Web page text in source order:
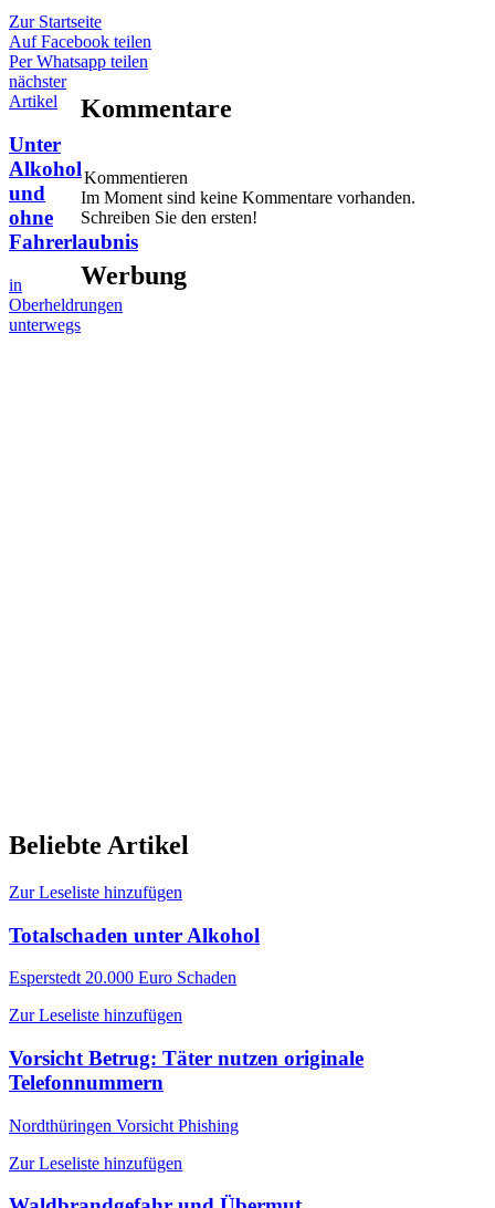
Zur Startseite
Auf Facebook teilen
Per Whatsapp teilen
nächster
Artikel
Unter
Alkohol
und
ohne
Fahrerlaubnis
in
Oberheldrungen
unterwegs
Kommentare
Kommentieren
Im Moment sind keine Kommentare vorhanden.
Schreiben Sie den ersten!
Werbung
Beliebte Artikel
Zur Leseliste hinzufügen
Totalschaden unter Alkohol
Esperstedt 20.000 Euro Schaden
Zur Leseliste hinzufügen
Vorsicht Betrug: Täter nutzen originale
Telefonnummern
Nordthüringen Vorsicht Phishing
Zur Leseliste hinzufügen